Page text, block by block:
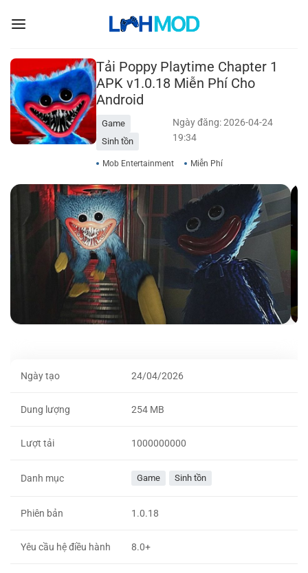
qua
dung
Tải Poppy Playtime Chapter 1
APK v1.0.18 Miễn Phí Cho
Android
Game
Sinh tồn
Ngày đăng: 2026-04-24
19:34
Mob Entertainment Miễn Phí
Ngày tạo 24/04/2026
Dung lượng 254 MB
Lượt tải 1000000000
Danh mục Game Sinh tồn
Phiên bản 1.0.18
Yêu cầu hệ điều hành 8.0+